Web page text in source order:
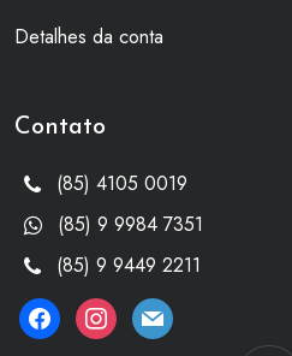
Detalhes da conta
Contato
(85) 4105 0019
(85) 9 9984 7351
(85) 9 9449 2211
facebookinstagram
mail